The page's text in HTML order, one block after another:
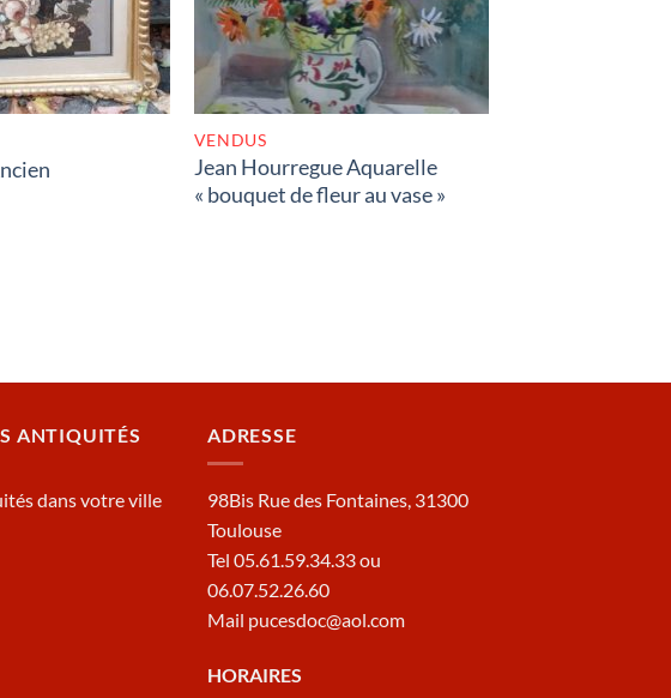
VENDUS
Jean Hourregue Aquarelle
« bouquet de fleur au vase »
ANTIQUITÉS
dans votre ville
ADRESSE
98Bis Rue des Fontaines, 31300
Toulouse
Tel 05.61.59.34.33 ou
06.07.52.26.60
Mail pucesdoc@aol.com
HORAIRES